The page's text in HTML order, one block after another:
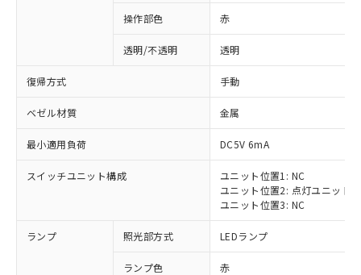
操作部色 赤
透明/不透明 透明
復帰方式 手動
ベゼル材質 金属
最小適用負荷 DC5V 6mA
スイッチユニット構成
ユニット位置1: NC
ユニット位置2: 点灯ユニット
ユニット位置3: NC
ランプ 照光部方式 LEDランプ
ランプ色 赤